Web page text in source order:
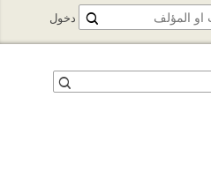
دخول